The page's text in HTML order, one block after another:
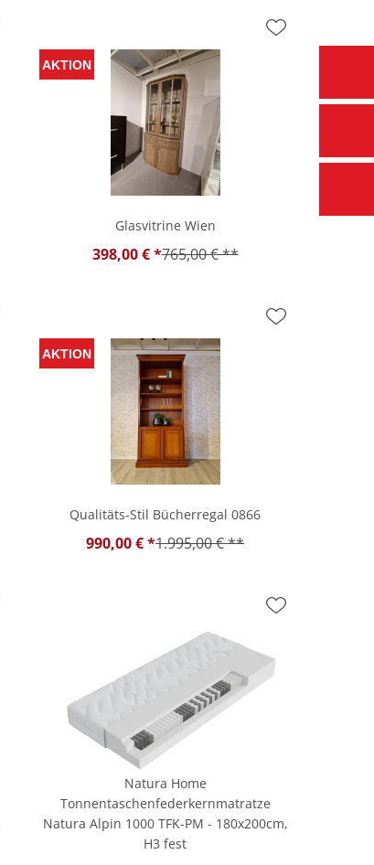
Glasvitrine Wien
398,00 € *765,00 € **
Qualitäts-Stil Bücherregal 0866
990,00 € *1.995,00 € **
Natura Home
Tonnentaschenfederkernmatratze
Natura Alpin 1000 TFK-PM - 180x200cm,
H3 fest